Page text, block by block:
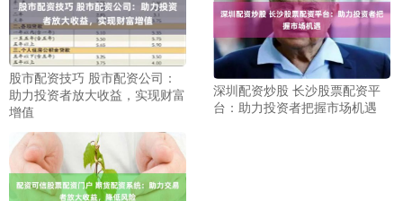
股市配资技巧 股市配资公司：
助力投资者放大收益，实现财富
增值
深圳配资炒股 长沙股票配资平
台：助力投资者把握市场机遇